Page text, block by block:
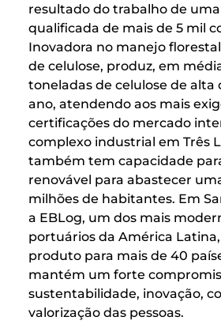
resultado do trabalho de
qualificada de mais de 5 mil
Inovadora no manejo
de celulose, produz, em
toneladas de celulose de alta
ano, atendendo aos mais
certificações do mercado
complexo industrial em Três
também tem capacidade
renovável para abastecer
milhões de habitantes. Em
a EBLog, um dos mais
portuários da América
produto para mais de 40
mantém um forte
sustentabilidade, inovação,
valorização das pessoas.